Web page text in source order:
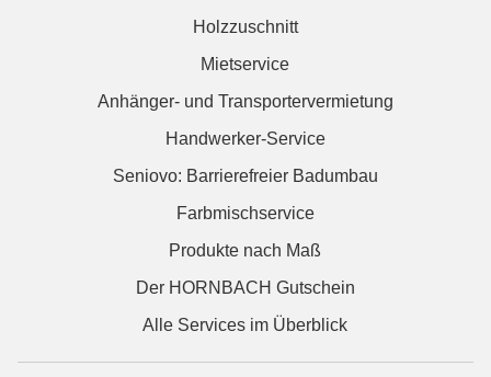
Holzzuschnitt
Mietservice
Anhänger- und Transportervermietung
Handwerker-Service
Seniovo: Barrierefreier Badumbau
Farbmischservice
Produkte nach Maß
Der HORNBACH Gutschein
Alle Services im Überblick